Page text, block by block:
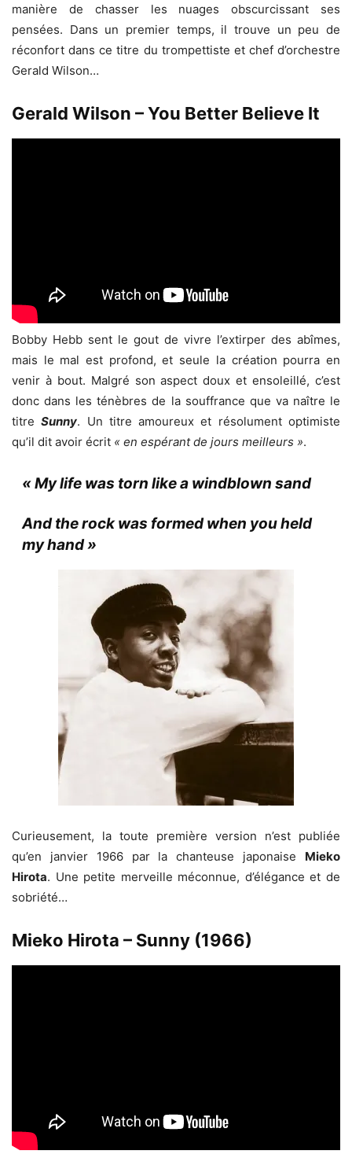
manière de chasser les nuages obscurcissant ses
pensées. Dans un premier temps, il trouve un peu de
réconfort dans ce titre du trompettiste et chef d’orchestre
Gerald Wilson…
Gerald Wilson – You Better Believe It
Bobby Hebb sent le gout de vivre l’extirper des abîmes,
mais le mal est profond, et seule la création pourra en
venir à bout. Malgré son aspect doux et ensoleillé, c’est
donc dans les ténèbres de la souffrance que va naître le
titreSunny. Un titre amoureux et résolument optimiste
qu’il dit avoir écrit « en espérant de jours meilleurs ».
« My life was torn like a windblown sand
And the rock was formed when you held
my hand »
Curieusement, la toute première version n’est publiée
qu’en janvier 1966 par la chanteuse japonaise Mieko
Hirota. Une petite merveille méconnue, d’élégance et de
sobriété…
Mieko Hirota – Sunny (1966)